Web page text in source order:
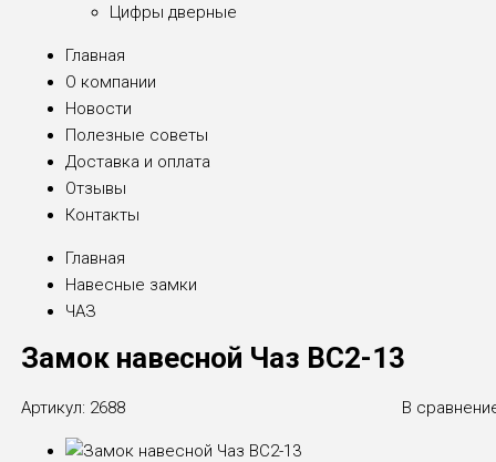
Цифры дверные
Главная
О компании
Новости
Полезные советы
Доставка и оплата
Отзывы
Контакты
Главная
Навесные замки
ЧАЗ
Замок навесной Чаз ВС2-13
Артикул: 2688 В